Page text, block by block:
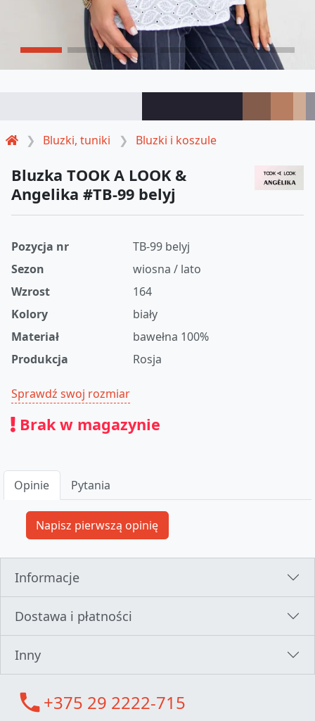
Bluzki, tuniki Bluzki i koszule
Bluzka TOOK A LOOK &
Angelika #TB-99 belyj
Pozycja nr
TB-99 belyj
Sezon
wiosna / lato
Wzrost
164
Kolory
biały
Materiał
bawełna 100%
Produkcja
Rosja
Sprawdź swoj rozmiar
Brak w magazynie
Opinie Pytania
Informacje
Dostawa i płatności
Inny
call+375 29 2222-715